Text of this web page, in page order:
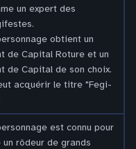
un expert des
obtient un
de Capital Roture et un
de Capital de son choix.
acquérir le titre "Fegi-
est connu pour
un rôdeur de grands